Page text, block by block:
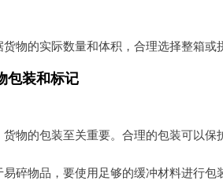
货物的实际数量和体积，合理选择整箱
包装和标记
货物的包装至关重要。合理的包装可以保
碎物品，要使用足够的缓冲材料进行